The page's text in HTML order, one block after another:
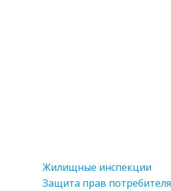
Жилищные инспекции
Защита прав потребителя